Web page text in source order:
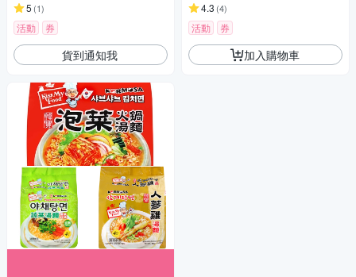
5 (1)
活動 券
貨到通知我
4.3 (4)
活動 券
加入購物車